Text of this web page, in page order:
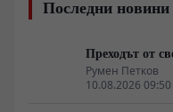
Последни новини
Преходът от
Румен Петков
10.08.2026 09:50